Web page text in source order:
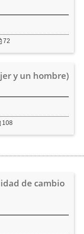
72
y un hombre)
108
de cambio